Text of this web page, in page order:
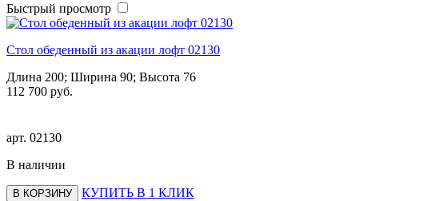
Быстрый просмотр
Стол обеденный из акации лофт 02130
Длина 200; Ширина 90; Высота 76
112 700 руб.
арт. 02130
В наличии
В КОРЗИНУ КУПИТЬ В 1 КЛИК